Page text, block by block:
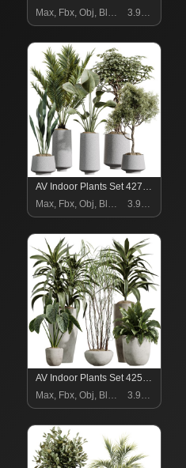
Max, Fbx, Obj, Blend
3.99 $
AV Indoor Plants Set 427 Olive Banana Palm Aspidistra
Max, Fbx, Obj, Blend
3.99 $
AV Indoor Plants Set 425 Spathiphyllum Wallisii Warneckii Lemon Ficus Marginata Cunjevoi Alocasia
Max, Fbx, Obj, Blend
3.99 $